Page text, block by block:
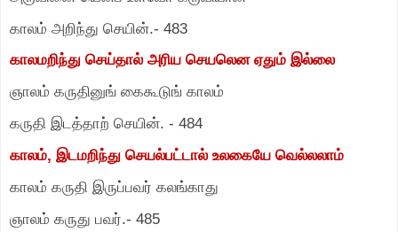
காலம் அறிந்து செயின்.- 483
காலமறிந்து செய்தால் அரிய செயலென ஏதும் இல்லை
ஞாலம் கருதினுங் கைகூடுங் காலம்
கருதி இடத்தாற் செயின். - 484
காலம், இடமறிந்து செயல்பட்டால் உலகையே வெல்லலாம்
காலம் கருதி இருப்பவர் கலங்காது
ஞாலம் கருது பவர்.- 485